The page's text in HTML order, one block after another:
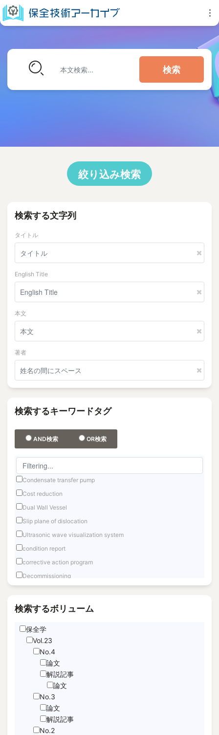
検索
絞り込み検索
検索する文字列
タイトル
English Title
本文
著者
検索するキーワードタグ
AND検索 OR検索
Condensate transfer pump
Cost reduction
Dual Wall Vessel
Slip plane of dislocation
Ultrasonic wave visualization system
condition report
corrective action program
Decommissioning
Fuel Debris Retrieval
Hand Motion TracNing
immediate unfettered access
performance indicator
Sabotage Detection
Screening
Time-Series Data Analysis
検索するボリューム
保全学
Vol.23
No.4
論文
解説記事
論文
No.3
論文
解説記事
No.2